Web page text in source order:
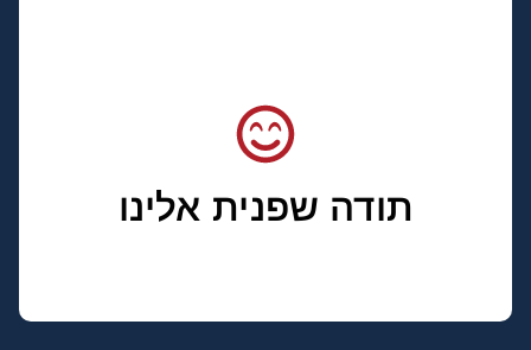
תודה שפנית אלינו